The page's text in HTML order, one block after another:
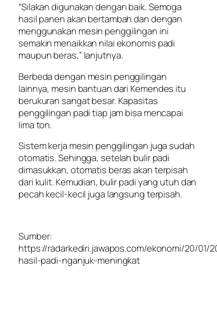
“Silakan digunakan dengan baik. Semoga
hasil panen akan bertambah dan dengan
menggunakan mesin penggilingan ini
semakin menaikkan nilai ekonomis padi
maupun beras,” lanjutnya.
Berbeda dengan mesin penggilingan
lainnya, mesin bantuan dari Kemendes itu
berukuran sangat besar. Kapasitas
penggilingan padi tiap jam bisa mencapai
lima ton.
Sistem kerja mesin penggilingan juga sudah
otomatis. Sehingga, setelah bulir padi
dimasukkan, otomatis beras akan terpisah
dari kulit. Kemudian, bulir padi yang utuh dan
pecah kecil-kecil juga langsung terpisah.
Sumber:
https://radarkediri.jawapos.com/ekonomi/20/01/
hasil-padi-nganjuk-meningkat